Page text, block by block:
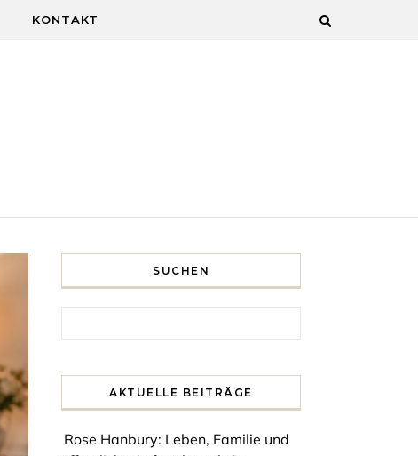
KONTAKT
SUCHEN
AKTUELLE BEITRÄGE
Rose Hanbury: Leben, Familie und